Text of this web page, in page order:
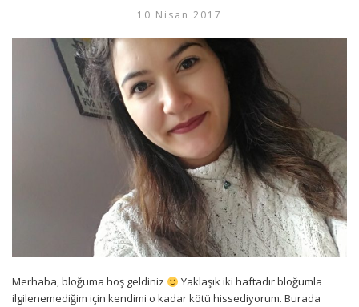
10 Nisan 2017
Merhaba, bloğuma hoş geldiniz
Yaklaşık iki haftadır bloğumla
ilgilenemediğim için kendimi o kadar kötü hissediyorum. Burada